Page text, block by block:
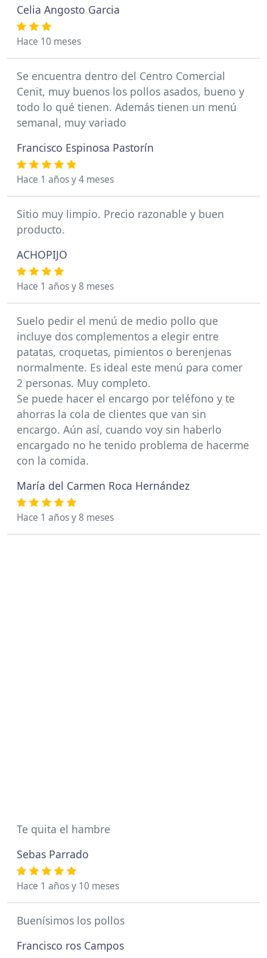
Celia Angosto Garcia
Hace 10 meses
Se encuentra dentro del Centro Comercial
Cenit, muy buenos los pollos asados, bueno y
todo lo qué tienen. Además tienen un menú
semanal, muy variado
Francisco Espinosa Pastorín
Hace 1 años y 4 meses
Sitio muy limpio. Precio razonable y buen
producto.
ACHOPIJO
Hace 1 años y 8 meses
Suelo pedir el menú de medio pollo que
incluye dos complementos a elegir entre
patatas, croquetas, pimientos o berenjenas
normalmente. Es ideal este menú para comer
2 personas. Muy completo.
Se puede hacer el encargo por teléfono y te
ahorras la cola de clientes que van sin
encargo. Aún así, cuando voy sin haberlo
encargado no he tenido problema de hacerme
con la comida.
María del Carmen Roca Hernández
Hace 1 años y 8 meses
Te quita el hambre
Sebas Parrado
Hace 1 años y 10 meses
Buenísimos los pollos
Francisco ros Campos